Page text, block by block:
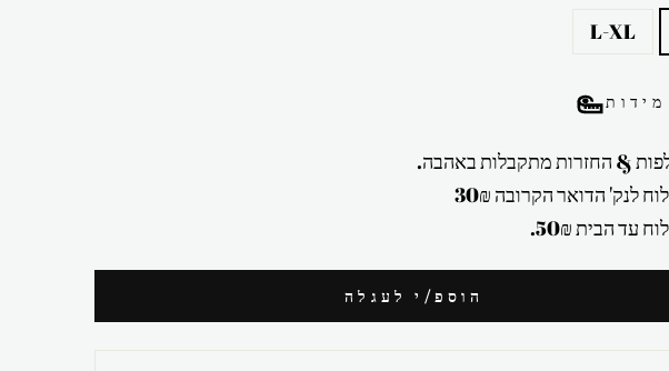
L-XL
& החזרות מתקבלות באהבה.
לנק' הדואר הקרובה 30₪
עד הבית 50₪.
הוספ/י לעגלה